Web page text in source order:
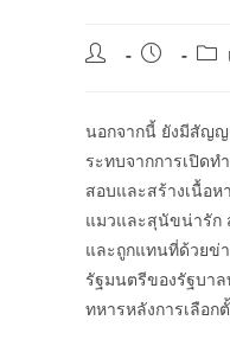
Post
Post
Post
นอกจากนี้ ยังมีสัญญ
ระทบจากการเปิด
สอบและสร้างเนื้อ
แมวและสุนัขน่ารัก
และถูกแทนที่ด้วยข่า
รัฐมนตรีของรัฐบา
ทหารหลังการเลือก